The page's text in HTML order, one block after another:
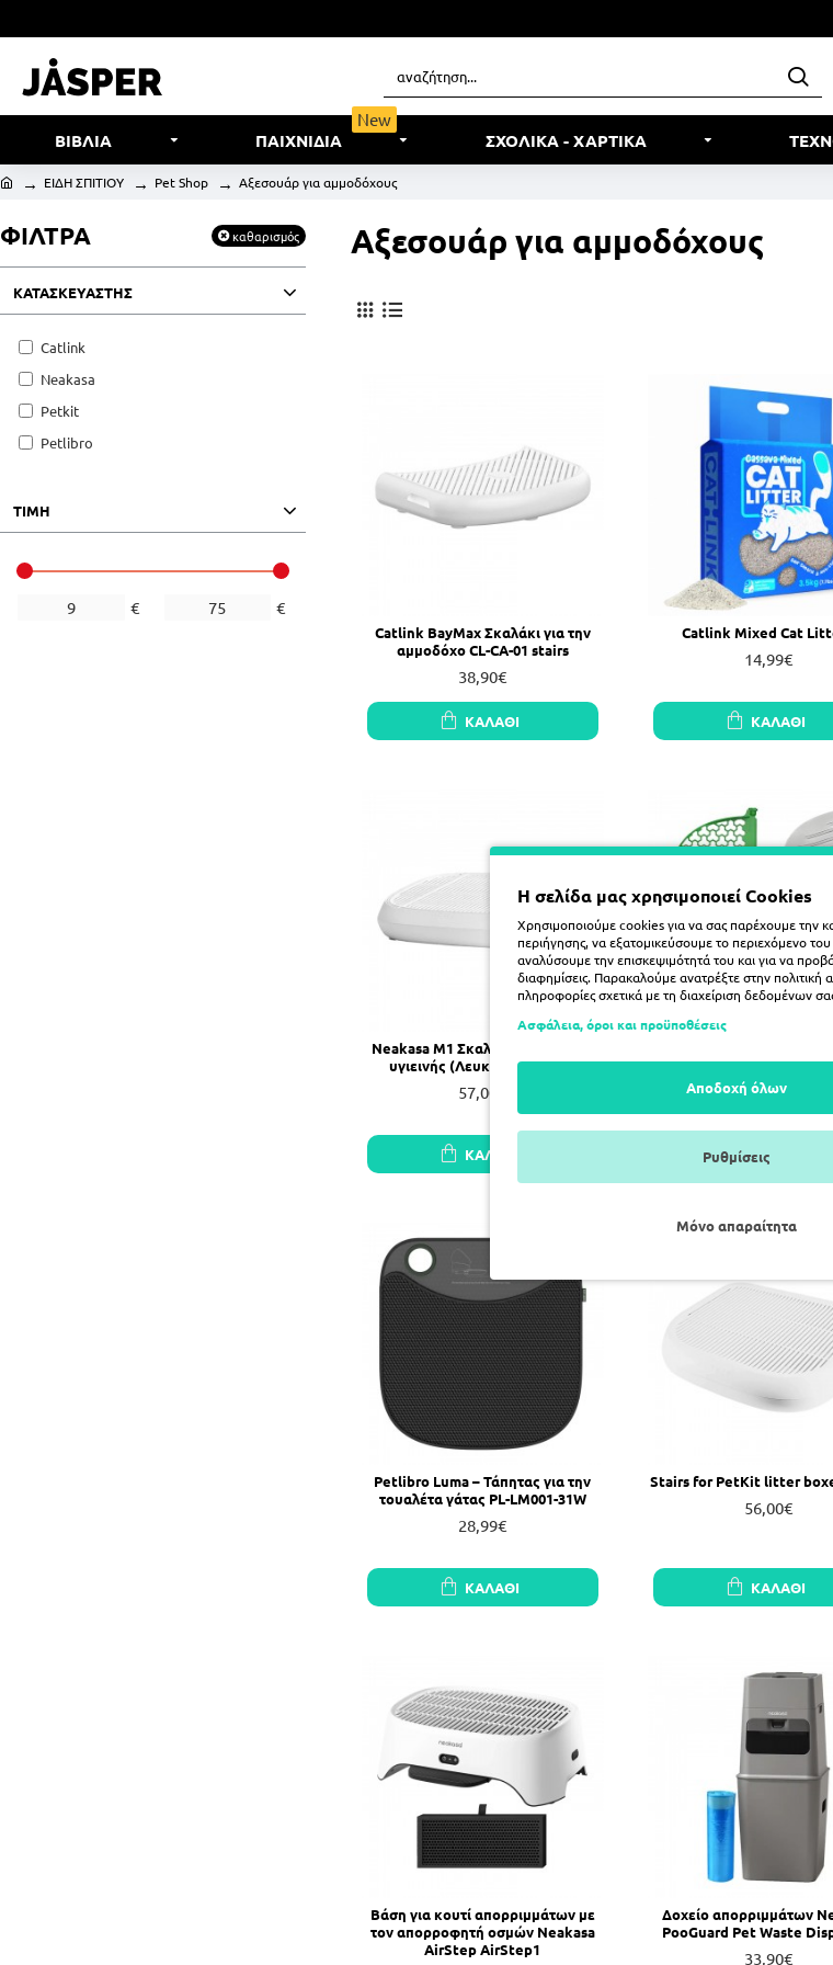
ΒΙΒΛΙΑ ΠΑΙΧΝΙΔΙΑ
New
ΣΧΟΛΙΚΑ - ΧΑΡΤΙΚΑ
ΕΙΔΗ ΣΠΙΤΙΟΥ Pet Shop Αξεσουάρ για αμμοδόχους
ΦΙΛΤΡΑ καθαρισμός
ΤΙΜΗ
€ €
ΚΑΤΑΣΚΕΥΑΣΤΗΣ
Catlink
Neakasa
Petkit
Petlibro
Αξεσουάρ για αμμοδόχους
Catlink BayMax Σκαλάκι για την
αμμοδόχο CL-CA-01 stairs
38,90€
ΚΑΛΆΘΙ
Catlink Mixed Cat
14,99€
ΚΑΛΆΘΙ
Neakasa M1 Σκαλοπάτι για κουτί
υγιεινής (Λευκό) M1 step w
57,00€
ΚΑΛΆΘΙ
Purobot Max PRO
αφαίρεσης άμμου γάτας
13,00€
ΚΑΛΆΘΙ
Petlibro Luma – Τάπητας για την
τουαλέτα γάτας PL-LM001-31W
28,99€
ΚΑΛΆΘΙ
Stairs for PetKit litter
56,00€
ΚΑΛΆΘΙ
Βάση για κουτί απορριμμάτων με
τον απορροφητή οσμών Neakasa
AirStep AirStep1
Δοχείο απορριμμάτων
PooGuard Pet Waste
33,90€
Η σελίδα μας χρησιμοποιεί Cookies
Χρησιμοποιούμε cookies για να σας παρέχουμε την
περιήγησης, να εξατομικεύσουμε το περιεχόμενο
αναλύσουμε την επισκεψιμότητά του και για να
διαφημίσεις. Παρακαλούμε ανατρέξτε στην πολιτική
πληροφορίες σχετικά με τη διαχείριση δεδομένων
Ασφάλεια, όροι και προϋποθέσεις
Αποδοχή όλων
Ρυθμίσεις
Μόνο απαραίτητα